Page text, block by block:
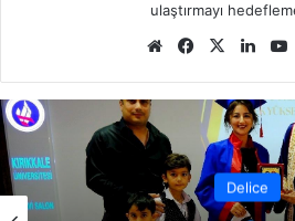
ulaştırmayı
We
sit
Fa
bo
ok
X
Lin
dIn